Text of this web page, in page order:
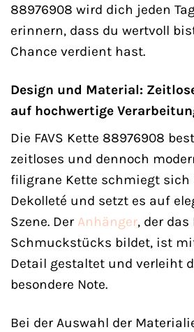
88976908 wird dich jeden
erinnern, dass du wertvoll
Chance verdient hast.
Design und Material:
auf hochwertige
Die FAVS Kette 88976908
zeitloses und dennoch
filigrane Kette schmiegt sich
Dekolleté und setzt es auf
Szene. Der Anhänger, der
Schmuckstücks bildet, ist
Detail gestaltet und verleiht
besondere Note.
Bei der Auswahl der